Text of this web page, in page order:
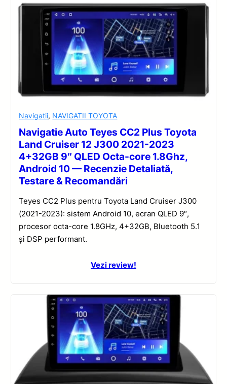
Navigatii, NAVIGATII TOYOTA
Navigatie Auto Teyes CC2 Plus Toyota
Land Cruiser 12 J300 2021-2023
4+32GB 9″ QLED Octa-core 1.8Ghz,
Android 10 — Recenzie Detaliată,
Testare & Recomandări
Teyes CC2 Plus pentru Toyota Land Cruiser J300
(2021-2023): sistem Android 10, ecran QLED 9″,
procesor octa-core 1.8GHz, 4+32GB, Bluetooth 5.1
și DSP performant.
Vezi review!